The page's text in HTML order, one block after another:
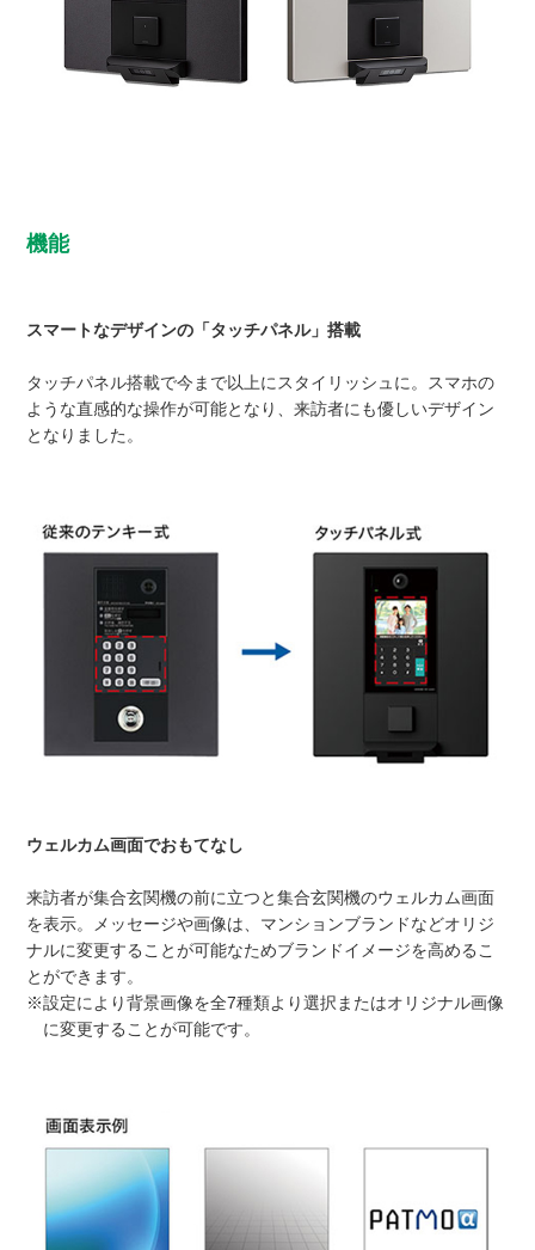
機能
スマートなデザインの「タッチパネル」搭載
タッチパネル搭載で今まで以上にスタイリッシュに。スマホの
ような直感的な操作が可能となり、来訪者にも優しいデザイン
となりました。
ウェルカム画面でおもてなし
来訪者が集合玄関機の前に立つと集合玄関機のウェルカム画面
を表示。メッセージや画像は、マンションブランドなどオリジ
ナルに変更することが可能なためブランドイメージを高めるこ
とができます。
※設定により背景画像を全7種類より選択またはオリジナル画像
に変更することが可能です。